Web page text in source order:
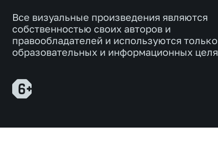
Все визуальные произведения являются
собственностью своих авторов и
правообладателей и используются
образовательных и информационных